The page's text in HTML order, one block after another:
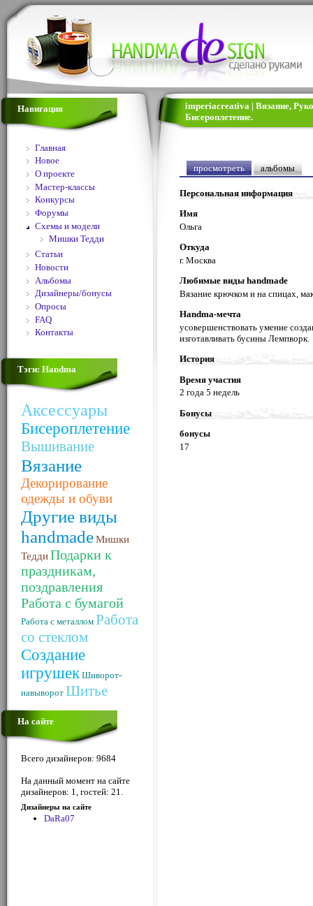
Навигация
Главная
Новое
О проекте
Мастер-классы
Конкурсы
Форумы
Схемы и модели
Мишки Тедди
Статьи
Новости
Альбомы
Дизайнеры/бонусы
Опросы
FAQ
Контакты
Тэги: Handma
Аксессуары
Бисероплетение
Вышивание
Вязание
Декорирование
одежды и обуви
Другие виды
handmadeМишки
ТеддиПодарки к
праздникам,
поздравления
Работа с бумагой
Работа с металлом Работа
со стеклом
Создание
игрушек Шиворот-
навыворот Шитье
На сайте
Всего дизайнеров: 9684
На данный момент на сайте
дизайнеров: 1, гостей: 21.
Дизайнеры на сайте
DaRa07
imperiacreativa | Вязание,
Бисероплетение.
просмотреть альбомы
Персональная информация
Имя
Ольга
Откуда
г. Москва
Любимые виды handmade
Вязание крючком и на спицах,
Handma-мечта
усовершенствовать умение
изготавливать бусины Лемпворк.
История
Время участия
2 года 5 недель
Бонусы
бонусы
17